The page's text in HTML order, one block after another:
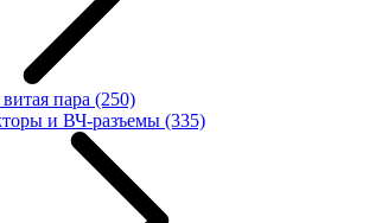
пара (250)
и ВЧ-разъемы (335)